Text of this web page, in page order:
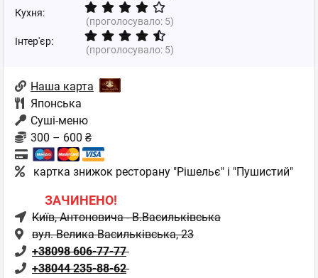
Кухня:
(проголосувало: 5)
Інтер'єр:
(проголосувало: 5)
Наша карта
Японська
Суші-меню
300 – 600 ₴
картка знижок ресторану "Рішельє" і "Пушистий"
ЗАЧИНЕНО!
Київ, Антоновича - В.Васильківська
вул. Велика Васильківська, 23
+38098 606-77-77
+38044 235-88-62